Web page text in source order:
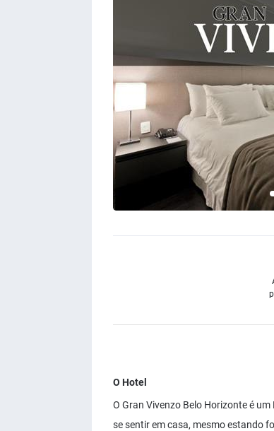
O Hotel
O Gran Vivenzo Belo Horizonte é
se sentir em casa, mesmo estando